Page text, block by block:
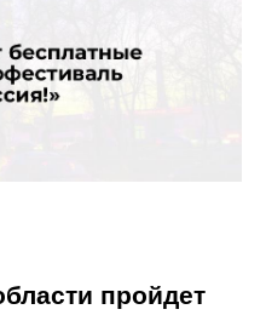
пройдет